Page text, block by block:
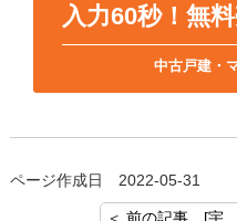
入力60秒！無
中古戸建・
ページ作成日 2022-05-31
＜ 前の記事 [宇都宮市鶴田町 中古住宅 ご成約おめでとうございます]